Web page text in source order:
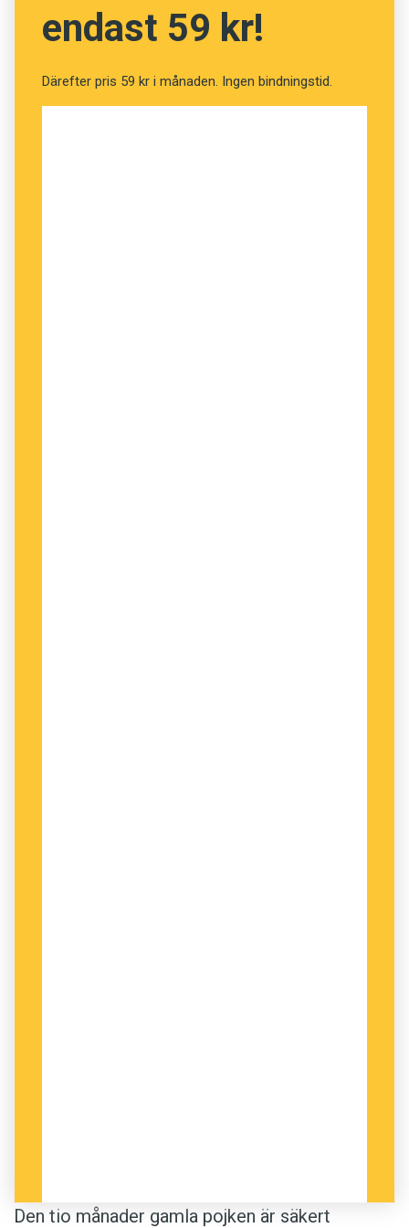
endast 59 kr!
Därefter pris 59 kr i månaden. Ingen bindningstid.
Den tio månader gamla pojken är säkert